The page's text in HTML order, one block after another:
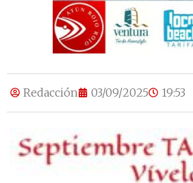
Redacción 03/09/2025 19:53